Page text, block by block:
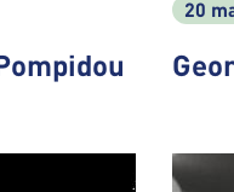
20